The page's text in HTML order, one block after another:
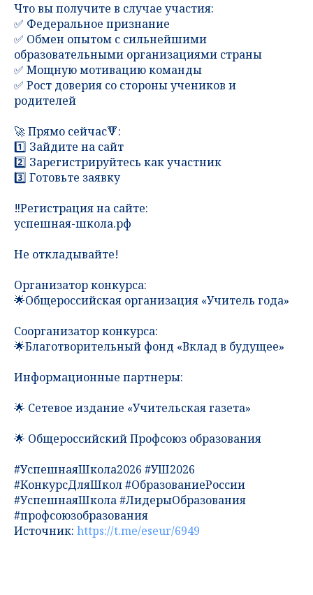
Что вы получите в случае участия:
✅ Федеральное признание
✅ Обмен опытом с сильнейшими
образовательными организациями страны
✅ Мощную мотивацию команды
✅ Рост доверия со стороны учеников и
родителей
🚀 Прямо сейчас🔻:
1️⃣ Зайдите на сайт
2️⃣ Зарегистрируйтесь как участник
3️⃣ Готовьте заявку
‼️Регистрация на сайте:
успешная-школа.рф
Не откладывайте!
Организатор конкурса:
🌟Общероссийская организация «Учитель года»
Соорганизатор конкурса:
🌟Благотворительный фонд «Вклад в будущее»
Информационные партнеры:
🌟 Сетевое издание «Учительская газета»
🌟 Общероссийский Профсоюз образования
#УспешнаяШкола2026 #УШ2026
#КонкурсДляШкол #ОбразованиеРоссии
#УспешнаяШкола #ЛидерыОбразования
#профсоюзобразования
Источник: https://t.me/eseur/6949